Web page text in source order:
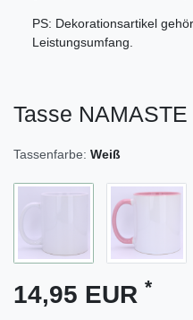
PS: Dekorationsartikel
Leistungsumfang.
Tasse NAMASTE
Tassenfarbe: Weiß
14,95 EUR *